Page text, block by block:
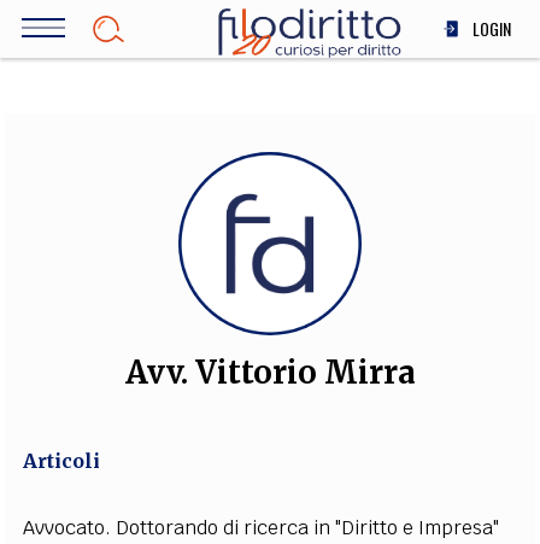
Salta
LOGIN
SOCIETÀ
MEDICINA
SCIENZA
STORIA E FILOSOFIA
INNOVAZIONE
ALTRO
FILODIRITTO
Avv. Vittorio Mirra
Articoli
Avvocato. Dottorando di ricerca in "Diritto e Impresa"